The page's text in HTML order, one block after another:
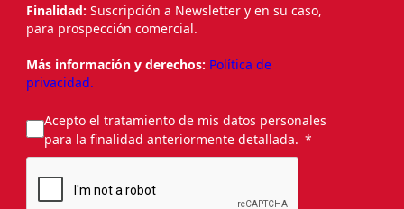
Finalidad: Suscripción a Newsletter y en su caso,
para prospección comercial.
Más información y derechos: Política de
privacidad.
Acepto el tratamiento de mis datos personales
para la finalidad anteriormente detallada.